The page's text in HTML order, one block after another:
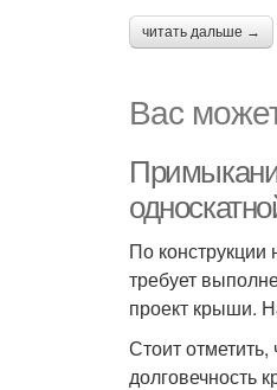
читать дальше →
Вас
По конструкции
требует
проект крыши.
Стоит
долговечность